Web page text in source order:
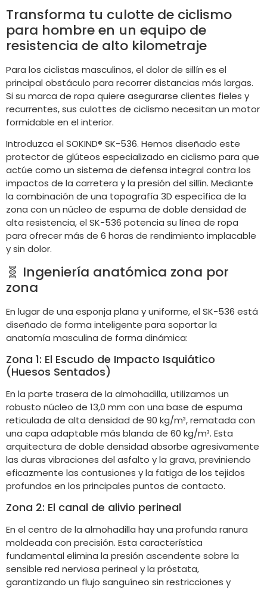
Transforma tu culotte de ciclismo
para hombre en un equipo de
resistencia de alto kilometraje
Para los ciclistas masculinos, el dolor de sillín es el
principal obstáculo para recorrer distancias más largas.
Si su marca de ropa quiere asegurarse clientes fieles y
recurrentes, sus culottes de ciclismo necesitan un motor
formidable en el interior.
Introduzca el SOKIND® SK-536. Hemos diseñado este
protector de glúteos especializado en ciclismo para que
actúe como un sistema de defensa integral contra los
impactos de la carretera y la presión del sillín. Mediante
la combinación de una topografía 3D específica de la
zona con un núcleo de espuma de doble densidad de
alta resistencia, el SK-536 potencia su línea de ropa
para ofrecer más de 6 horas de rendimiento implacable
y sin dolor.
🧬 Ingeniería anatómica zona por
zona
En lugar de una esponja plana y uniforme, el SK-536 está
diseñado de forma inteligente para soportar la
anatomía masculina de forma dinámica:
Zona 1: El Escudo de Impacto Isquiático
(Huesos Sentados)
En la parte trasera de la almohadilla, utilizamos un
robusto núcleo de 13,0 mm con una base de espuma
reticulada de alta densidad de 90 kg/m³, rematada con
una capa adaptable más blanda de 60 kg/m³. Esta
arquitectura de doble densidad absorbe agresivamente
las duras vibraciones del asfalto y la grava, previniendo
eficazmente las contusiones y la fatiga de los tejidos
profundos en los principales puntos de contacto.
Zona 2: El canal de alivio perineal
En el centro de la almohadilla hay una profunda ranura
moldeada con precisión. Esta característica
fundamental elimina la presión ascendente sobre la
sensible red nerviosa perineal y la próstata,
garantizando un flujo sanguíneo sin restricciones y